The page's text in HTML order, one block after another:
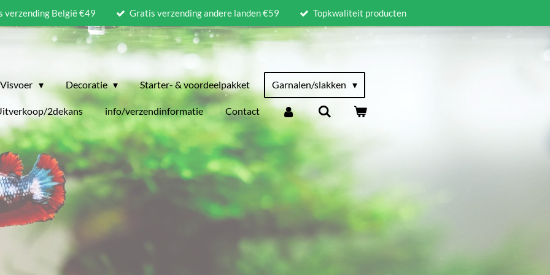
verzending België €49 Gratis verzending andere landen €59 Topkwaliteit producten
Visvoer Decoratie Starter- & voordeelpakket Garnalen/slakken
2dekans info/verzendinformatie Contact